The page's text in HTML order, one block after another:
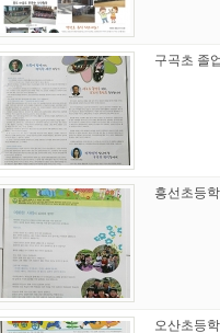
구곡초 졸
흥선초등
오산초등